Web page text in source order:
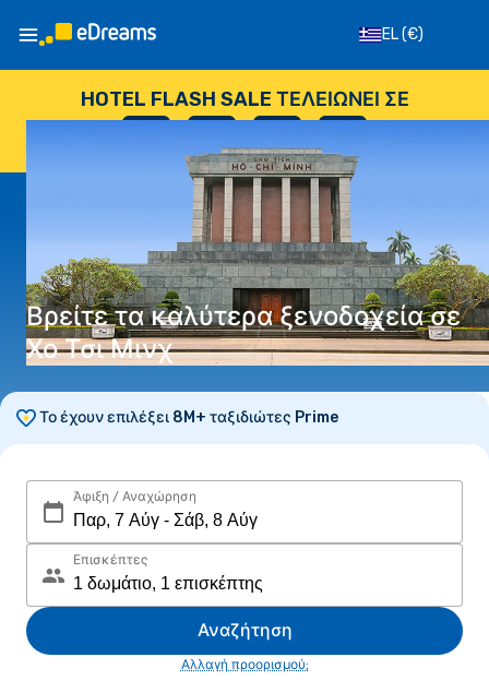
EL(€)
HOTEL FLASH SALE ΤΕΛΕΙΏΝΕΙ ΣΕ
ΏΡΕΣ ΛΕΠΤΆ ΔΕΥΤΕΡΌΛΕΠΤΑ
Βρείτε τα καλύτερα ξενοδοχεία σε
Χο Τσι Μινχ
Το έχουν επιλέξει 8M+ ταξιδιώτες Prime
Άφιξη / Αναχώρηση
Επισκέπτες
Αναζήτηση
Αλλαγή προορισμού;